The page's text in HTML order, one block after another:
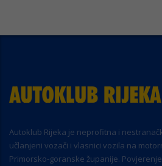
Autoklub Rijeka je neprofitna i
učlanjeni vozači i vlasnici vozila na
Primorsko-goranske županije.